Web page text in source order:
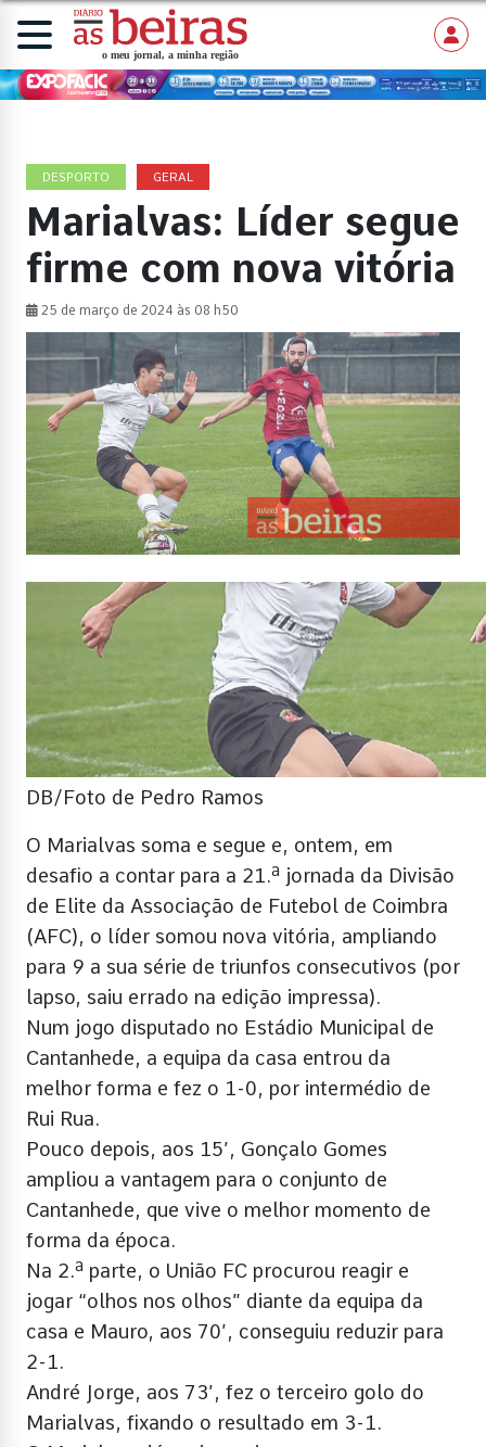
DESPORTO GERAL
Marialvas: Líder segue
firme com nova vitória
25 de março de 2024 às 08 h50
DB/Foto de Pedro Ramos
O Marialvas soma e segue e, ontem, em
desafio a contar para a 21.ª jornada da Divisão
de Elite da Associação de Futebol de Coimbra
(AFC), o líder somou nova vitória, ampliando
para 9 a sua série de triunfos consecutivos (por
lapso, saiu errado na edição impressa).
Num jogo disputado no Estádio Municipal de
Cantanhede, a equipa da casa entrou da
melhor forma e fez o 1-0, por intermédio de
Rui Rua.
Pouco depois, aos 15’, Gonçalo Gomes
ampliou a vantagem para o conjunto de
Cantanhede, que vive o melhor momento de
forma da época.
Na 2.ª parte, o União FC procurou reagir e
jogar “olhos nos olhos” diante da equipa da
casa e Mauro, aos 70’, conseguiu reduzir para
2-1.
André Jorge, aos 73’, fez o terceiro golo do
Marialvas, fixando o resultado em 3-1.